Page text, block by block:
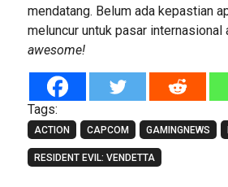
mendatang. Belum ada kepastian
meluncur untuk pasar internasional
awesome!
Tags:
ACTION CAPCOM GAMINGNEWS
RESIDENT EVIL: VENDETTA